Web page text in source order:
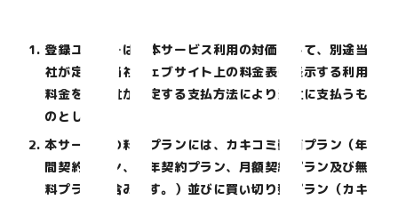
登録ユーザーは、本サービス利用の対価として、別途当
社が定め、当社ウェブサイト上の料金表に表示する利用
料金を、当社が指定する支払方法により当社に支払うも
のとします。
本サービスの料金プランには、カキコミ動画プラン（年
間契約プラン、半年契約プラン、月額契約プラン及び無
料プランを含みます。）並びに買い切り型プラン（カキ